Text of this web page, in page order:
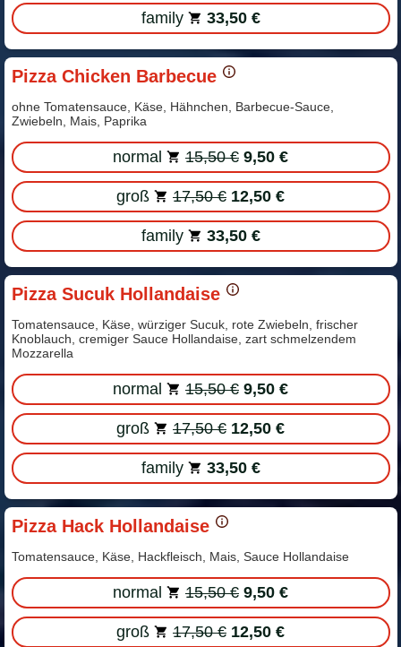
family 33,50 €
Pizza Chicken Barbecue
ohne Tomatensauce, Käse, Hähnchen, Barbecue-Sauce,
Zwiebeln, Mais, Paprika
normal 15,50 € 9,50 €
groß 17,50 € 12,50 €
family 33,50 €
Pizza Sucuk Hollandaise
Tomatensauce, Käse, würziger Sucuk, rote Zwiebeln, frischer
Knoblauch, cremiger Sauce Hollandaise, zart schmelzendem
Mozzarella
normal 15,50 € 9,50 €
groß 17,50 € 12,50 €
family 33,50 €
Pizza Hack Hollandaise
Tomatensauce, Käse, Hackfleisch, Mais, Sauce Hollandaise
normal 15,50 € 9,50 €
groß 17,50 € 12,50 €